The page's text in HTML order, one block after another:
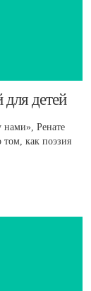
детей
Ренате
как поэзия